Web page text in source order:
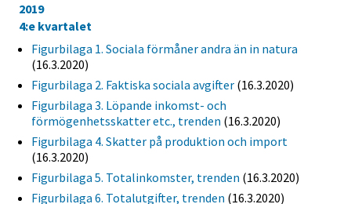
2019
4:e kvartalet
Figurbilaga 1. Sociala förmåner andra än in natura
(16.3.2020)
Figurbilaga 2. Faktiska sociala avgifter (16.3.2020)
Figurbilaga 3. Löpande inkomst- och
förmögenhetsskatter etc., trenden (16.3.2020)
Figurbilaga 4. Skatter på produktion och import
(16.3.2020)
Figurbilaga 5. Totalinkomster, trenden (16.3.2020)
Figurbilaga 6. Totalutgifter, trenden (16.3.2020)